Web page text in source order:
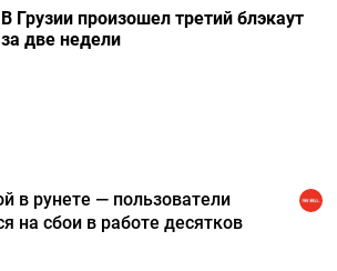
В Грузии произошел третий блэкаут
за две недели